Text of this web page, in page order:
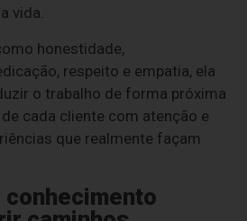
vida.
honestidade,
respeito e empatia, ela
o trabalho de forma próxima
cada cliente com atenção e
que realmente façam